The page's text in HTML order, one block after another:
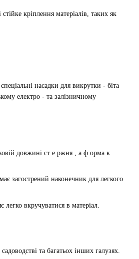
кріплення матеріалів, таких як
насадки для викрутки - біта
електро - та залізничному
довжині ст е ржня , а ф орма к
загострений наконечник для легкого
вкручуватися в матеріал.
та багатьох інших галузях